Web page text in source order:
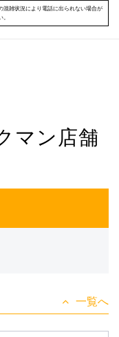
雑状況により電話に出られない場合が
マン店舗
一覧へ